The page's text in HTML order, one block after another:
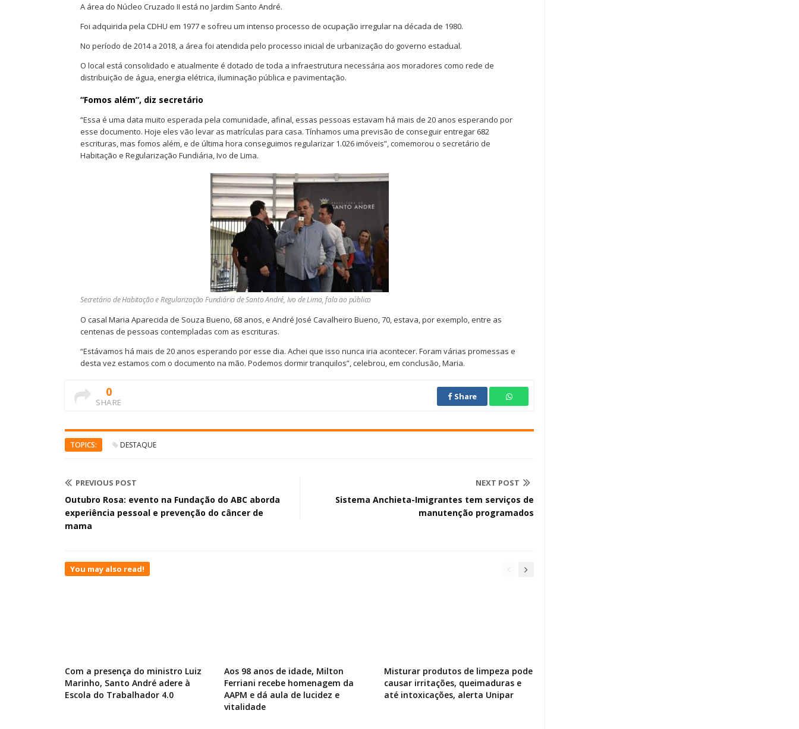
A área do Núcleo Cruzado II está no Jardim Santo André.
Foi adquirida pela CDHU em 1977 e sofreu um intenso processo de ocupação irregular na década de 1980.
No período de 2014 a 2018, a área foi atendida pelo processo inicial de urbanização do governo estadual.
O local está consolidado e atualmente é dotado de toda a infraestrutura necessária aos moradores como rede de
distribuição de água, energia elétrica, iluminação pública e pavimentação.
“Fomos além”, diz secretário
“Essa é uma data muito esperada pela comunidade, afinal, essas pessoas estavam há mais de 20 anos esperando por
esse documento. Hoje eles vão levar as matrículas para casa. Tínhamos uma previsão de conseguir entregar 682
escrituras, mas fomos além, e de última hora conseguimos regularizar 1.026 imóveis”, comemorou o secretário de
Habitação e Regularização Fundiária, Ivo de Lima.
Secretário de Habitação e Regularização Fundiária de Santo André, Ivo de Lima, fala ao público
O casal Maria Aparecida de Souza Bueno, 68 anos, e André José Cavalheiro Bueno, 70, estava, por exemplo, entre as
centenas de pessoas contempladas com as escrituras.
“Estávamos há mais de 20 anos esperando por esse dia. Achei que isso nunca iria acontecer. Foram várias promessas e
desta vez estamos com o documento na mão. Podemos dormir tranquilos”, celebrou, em conclusão, Maria.
0
SHARE
Share
TOPICS: DESTAQUE
PREVIOUS POST
Outubro Rosa: evento na Fundação do ABC aborda
experiência pessoal e prevenção do câncer de
mama
NEXT POST
Sistema Anchieta-Imigrantes tem serviços de
manutenção programados
You may also read!
Com a presença do ministro Luiz
Marinho, Santo André adere à
Escola do Trabalhador 4.0
Aos 98 anos de idade, Milton
Ferriani recebe homenagem da
AAPM e dá aula de lucidez e
vitalidade
Misturar produtos de limpeza pode
causar irritações, queimaduras e
até intoxicações, alerta Unipar